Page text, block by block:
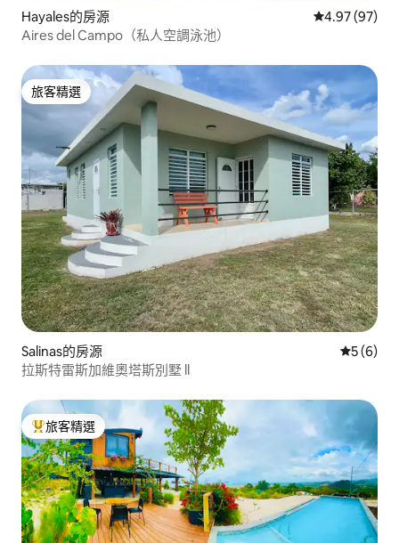
Hayales的房源 從 97 則評價
4.97 (97)
Aires del Campo（私人空調泳池）
旅客精選
旅客精選
Salinas的房源 從 6 則評
5 (6)
拉斯特雷斯加維奧塔斯別墅 ll
旅客精選榜首
旅客精選